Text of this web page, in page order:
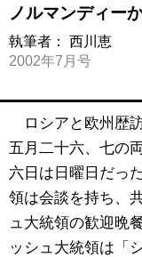
ノルマンディー
執筆者： 西川恵
2002年7月号
ロシアと欧州歴
五月二十六、七の
六日は日曜日だっ
領は会談を持ち、
ュ大統領の歓迎晩
ッシュ大統領は「